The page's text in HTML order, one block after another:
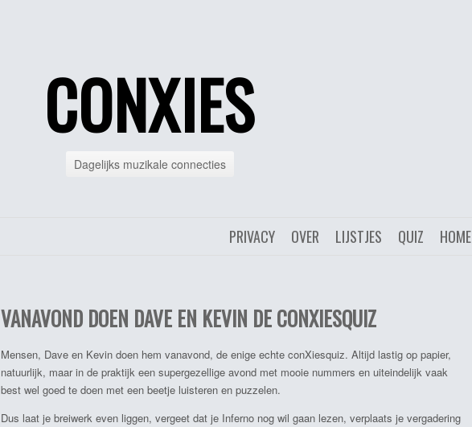
CONXIES
Dagelijks muzikale connecties
HOME
QUIZ
LIJSTJES
OVER
PRIVACY
VANAVOND DOEN DAVE EN KEVIN DE CONXIESQUIZ
Mensen, Dave en Kevin doen hem vanavond, de enige echte conXiesquiz. Altijd lastig op papier,
natuurlijk, maar in de praktijk een supergezellige avond met mooie nummers en uiteindelijk vaak
best wel goed te doen met een beetje luisteren en puzzelen.
Dus laat je breiwerk even liggen, vergeet dat je Inferno nog wil gaan lezen, verplaats je vergadering